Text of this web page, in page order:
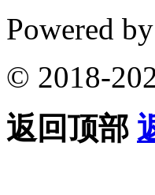
Powered by
© 2018-
返回顶部